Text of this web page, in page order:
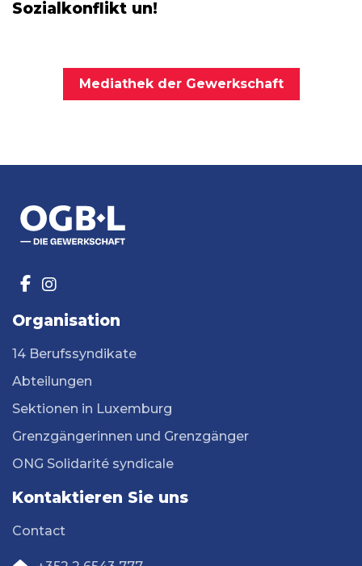
Sozialkonflikt un!
Mediathek der Gewerkschaft
Organisation
14 Berufssyndikate
Abteilungen
Sektionen in Luxemburg
Grenzgängerinnen und Grenzgänger
ONG Solidarité syndicale
Kontaktieren Sie uns
Contact